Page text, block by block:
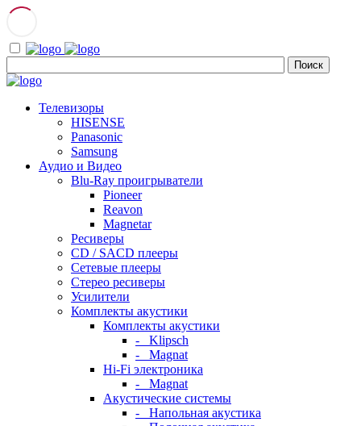
Телевизоры
HISENSE
Panasonic
Samsung
Аудио и Видео
Blu-Ray проигрыватели
Pioneer
Reavon
Magnetar
Ресиверы
CD / SACD плееры
Сетевые плееры
Стерео ресиверы
Усилители
Комплекты акустики
Комплекты акустики
- Klipsch
- Magnat
Hi-Fi электроника
- Magnat
Акустические системы
- Напольная акустика